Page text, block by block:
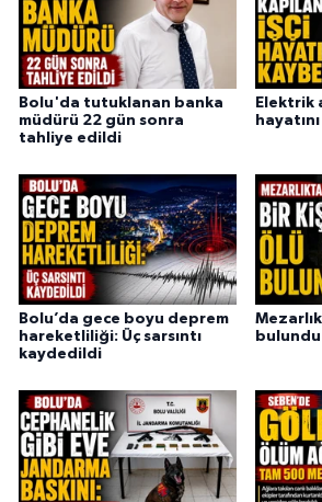
Bolu'da tutuklanan banka
müdürü 22 gün sonra
tahliye edildi
Elektrik
Bolu’da gece boyu deprem
hareketliliği: Üç sarsıntı
kaydedildi
bulundu